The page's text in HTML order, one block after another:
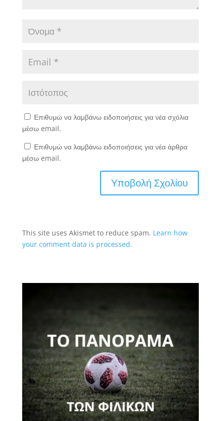
Επιθυμώ να λαμβάνω ειδοποιήσεις για νέα σχόλια
μέσω email.
Επιθυμώ να λαμβάνω ειδοποιήσεις για νέα άρθρα
μέσω email.
This site uses Akismet to reduce spam. Learn how
your comment data is processed.